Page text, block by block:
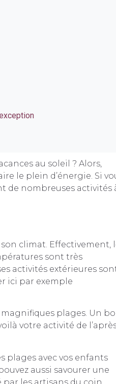
au soleil ? Alors,
le plein d’énergie. Si
de nombreuses activités
climat. Effectivement,
sont très
activités extérieures
ici par exemple
plages. Un
votre activité de
plages avec vos enfants
aussi savourer une
les artisans du coin.